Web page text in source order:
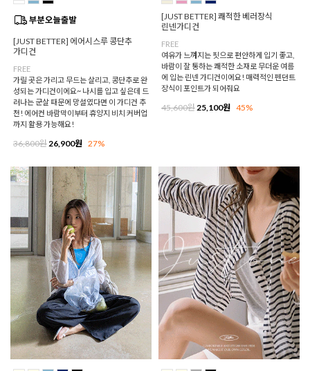
[JUST BETTER] 에어시스루 콩단추
가디건
FREE
가릴 곳은 가리고 무드는 살리고, 콩단추로 완
성되는 가디건이에요~ 나시를 입고 싶은데 드
러나는 군살 때문에 망설였다면 이 가디건 추
천! 에어컨 바람막이부터 휴양지 비치 커버업
까지 활용 가능해요!
36,800원 26,900원 27%
[JUST BETTER] 쾌적한 베러장식
린넨가디건
FREE
여유가 느껴지는 핏으로 편안하게 입기 좋고,
바람이 잘 통하는 쾌적한 소재로 무더운 여름
에 입는 린넨 가디건이에요! 매력적인 펜던트
장식이 포인트가 되어줘요
45,600원 25,100원 45%